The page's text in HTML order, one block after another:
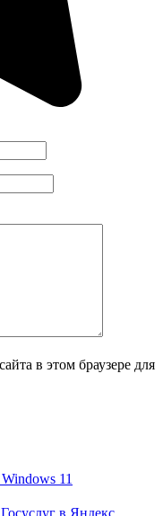
в этом браузере для
11
в Яндекс